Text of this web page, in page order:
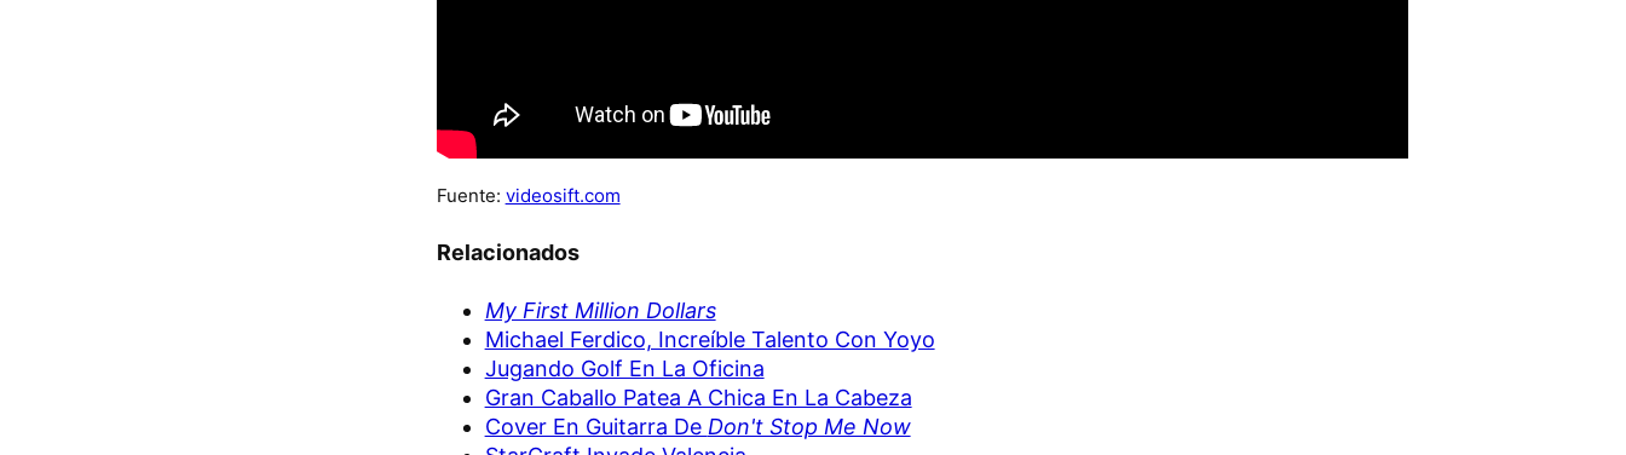
Fuente: videosift.com
Relacionados
My First Million Dollars
Michael Ferdico, Increíble Talento Con Yoyo
Jugando Golf En La Oficina
Gran Caballo Patea A Chica En La Cabeza
Cover En Guitarra De Don't Stop Me Now